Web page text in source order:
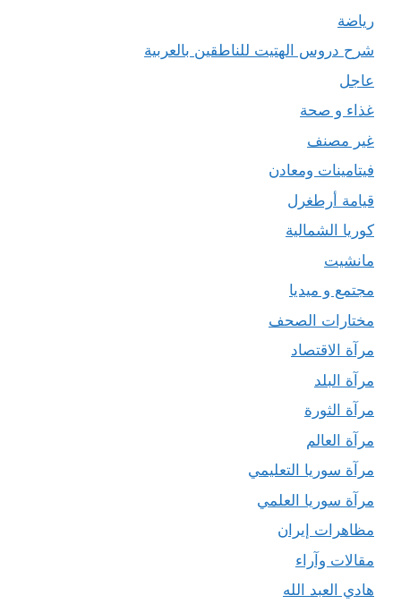
رياضة
شرح دروس الهتيت للناطقين بالعربية
عاجل
غذاء و صحة
غير مصنف
فيتامينات ومعادن
قيامة أرطغرل
كوريا الشمالية
مانشيت
مجتمع و ميديا
مختارات الصحف
مرآة الاقتصاد
مرآة البلد
مرآة الثورة
مرآة العالم
مرآة سوريا التعليمي
مرآة سوريا العلمي
مظاهرات إيران
مقالات وآراء
هادي العبد الله